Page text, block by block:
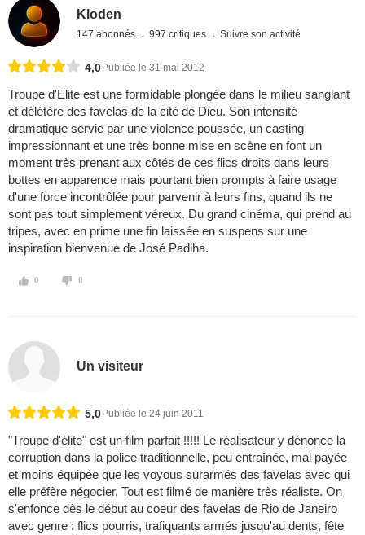
Kloden
147 abonnés 997 critiques Suivre son activité
4,0 Publiée le 31 mai 2012
Troupe d'Elite est une formidable plongée dans le milieu sanglant
et délétère des favelas de la cité de Dieu. Son intensité
dramatique servie par une violence poussée, un casting
impressionnant et une très bonne mise en scène en font un
moment très prenant aux côtés de ces flics droits dans leurs
bottes en apparence mais pourtant bien prompts à faire usage
d'une force incontrôlée pour parvenir à leurs fins, quand ils ne
sont pas tout simplement véreux. Du grand cinéma, qui prend au
tripes, avec en prime une fin laissée en suspens sur une
inspiration bienvenue de José Padiha.
0 0
Un visiteur
5,0 Publiée le 24 juin 2011
"Troupe d'élite" est un film parfait !!!!! Le réalisateur y dénonce la
corruption dans la police traditionnelle, peu entraînée, mal payée
et moins équipée que les voyous surarmés des favelas avec qui
elle préfère négocier. Tout est filmé de manière très réaliste. On
s'enfonce dès le début au coeur des favelas de Rio de Janeiro
avec genre : flics pourris, trafiquants armés jusqu'au dents, fête